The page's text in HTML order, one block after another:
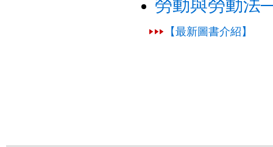
勞動與勞動法
【最新圖書介紹】